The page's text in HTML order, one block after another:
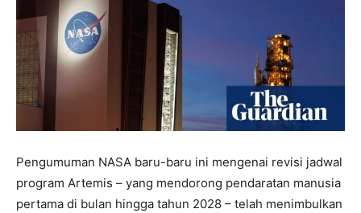
Pengumuman NASA baru-baru ini mengenai revisi jadwal
program Artemis – yang mendorong pendaratan manusia
pertama di bulan hingga tahun 2028 – telah menimbulkan